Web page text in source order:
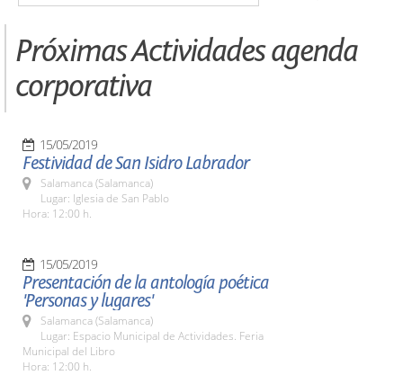
Próximas Actividades agenda
corporativa
15/05/2019
Festividad de San Isidro Labrador
Salamanca (Salamanca)
Lugar: Iglesia de San Pablo
Hora: 12:00 h.
15/05/2019
Presentación de la antología poética
'Personas y lugares'
Salamanca (Salamanca)
Lugar: Espacio Municipal de Actividades. Feria
Municipal del Libro
Hora: 12:00 h.